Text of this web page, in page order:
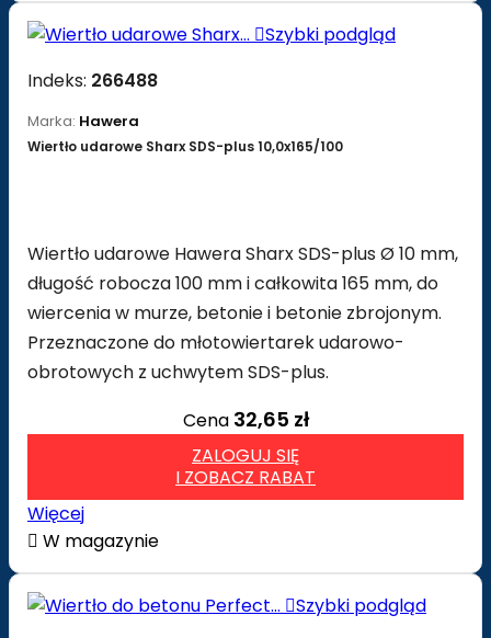
Szybki podgląd
Indeks: 266488
Marka: Hawera
Wiertło udarowe Sharx SDS-plus 10,0x165/100
Wiertło udarowe Hawera Sharx SDS-plus Ø 10 mm,
długość robocza 100 mm i całkowita 165 mm, do
wiercenia w murze, betonie i betonie zbrojonym.
Przeznaczone do młotowiertarek udarowo-
obrotowych z uchwytem SDS-plus.
Cena 32,65 zł
ZALOGUJ SIĘ
I ZOBACZ RABAT
Więcej
 W magazynie
Szybki podgląd